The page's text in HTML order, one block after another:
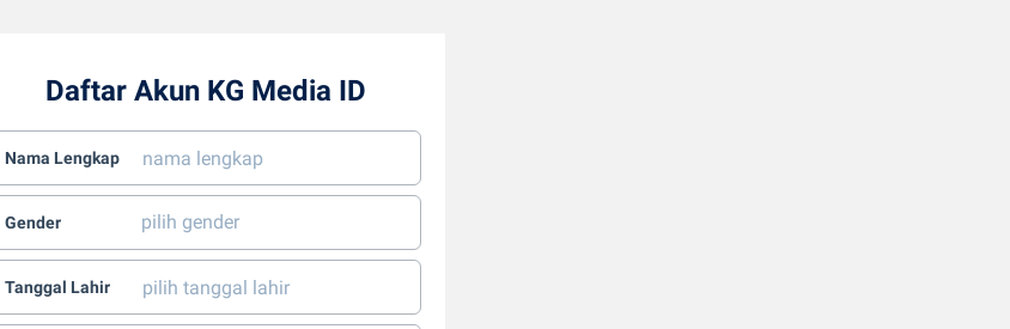
Daftar Akun KG Media ID
Nama Lengkap
Gender
Tanggal Lahir